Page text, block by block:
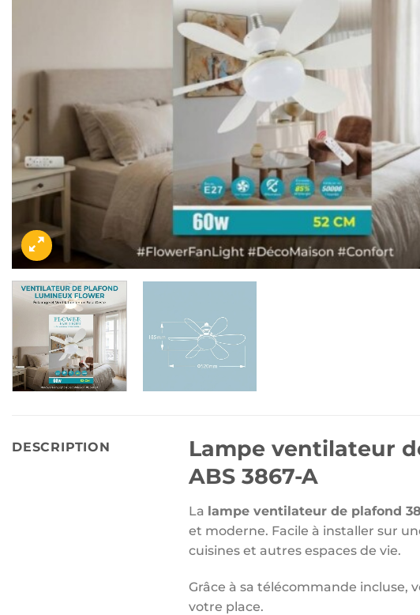
DESCRIPTION
Lampe ventilateur
ABS 3867-A
La lampe ventilateur de plafond
et moderne. Facile à installer sur
cuisines et autres espaces de vie.
Grâce à sa télécommande incluse,
votre place.